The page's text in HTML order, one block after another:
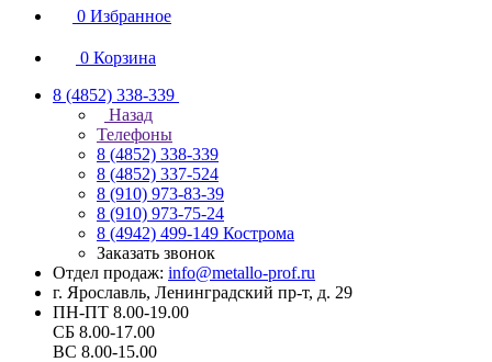
0 Избранное
0 Корзина
8 (4852) 338-339
Назад
Телефоны
8 (4852) 338-339
8 (4852) 337-524
8 (910) 973-83-39
8 (910) 973-75-24
8 (4942) 499-149 Кострома
Заказать звонок
Отдел продаж: info@metallo-prof.ru
г. Ярославль, Ленинградский пр-т, д. 29
ПН-ПТ 8.00-19.00
СБ 8.00-17.00
ВС 8.00-15.00